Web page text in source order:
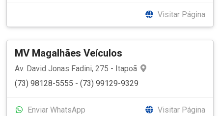
Visitar Página
MV Magalhães Veículos
Av. David Jonas Fadini, 275 - Itapoã
(73) 98128-5555 - (73) 99129-9329
Enviar WhatsApp Visitar Página